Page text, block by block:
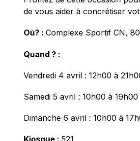
de vous aider à concrétiser
Où? : Complexe Sportif CN,
Quand ? :
Vendredi 4 avril : 12h00 à
Samedi 5 avril : 10h00 à 19h00
Dimanche 6 avril : 10h00 à